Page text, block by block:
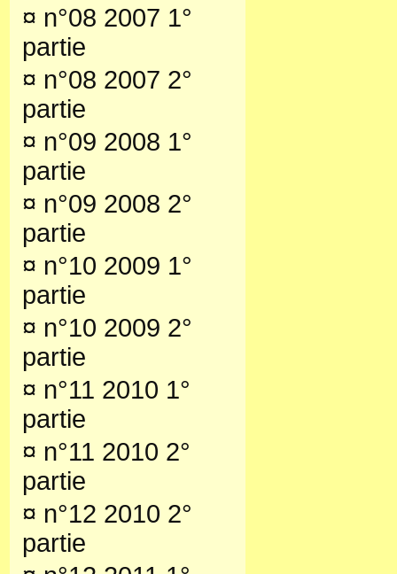
¤ n°08 2007 1°
partie
¤ n°08 2007 2°
partie
¤ n°09 2008 1°
partie
¤ n°09 2008 2°
partie
¤ n°10 2009 1°
partie
¤ n°10 2009 2°
partie
¤ n°11 2010 1°
partie
¤ n°11 2010 2°
partie
¤ n°12 2010 2°
partie